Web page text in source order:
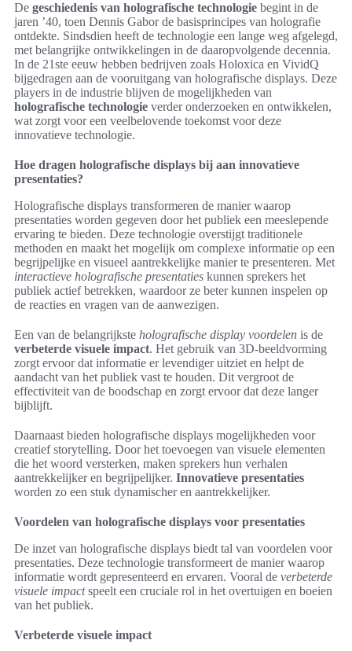
De geschiedenis van holografische technologie begint in de
jaren ’40, toen Dennis Gabor de basisprincipes van holografie
ontdekte. Sindsdien heeft de technologie een lange weg afgelegd,
met belangrijke ontwikkelingen in de daaropvolgende decennia.
In de 21ste eeuw hebben bedrijven zoals Holoxica en VividQ
bijgedragen aan de vooruitgang van holografische displays. Deze
players in de industrie blijven de mogelijkheden van
holografische technologie verder onderzoeken en ontwikkelen,
wat zorgt voor een veelbelovende toekomst voor deze
innovatieve technologie.
Hoe dragen holografische displays bij aan innovatieve
presentaties?
Holografische displays transformeren de manier waarop
presentaties worden gegeven door het publiek een meeslepende
ervaring te bieden. Deze technologie overstijgt traditionele
methoden en maakt het mogelijk om complexe informatie op een
begrijpelijke en visueel aantrekkelijke manier te presenteren. Met
interactieve holografische presentaties kunnen sprekers het
publiek actief betrekken, waardoor ze beter kunnen inspelen op
de reacties en vragen van de aanwezigen.
Een van de belangrijkste holografische display voordelen is de
verbeterde visuele impact. Het gebruik van 3D-beeldvorming
zorgt ervoor dat informatie er levendiger uitziet en helpt de
aandacht van het publiek vast te houden. Dit vergroot de
effectiviteit van de boodschap en zorgt ervoor dat deze langer
bijblijft.
Daarnaast bieden holografische displays mogelijkheden voor
creatief storytelling. Door het toevoegen van visuele elementen
die het woord versterken, maken sprekers hun verhalen
aantrekkelijker en begrijpelijker. Innovatieve presentaties
worden zo een stuk dynamischer en aantrekkelijker.
Voordelen van holografische displays voor presentaties
De inzet van holografische displays biedt tal van voordelen voor
presentaties. Deze technologie transformeert de manier waarop
informatie wordt gepresenteerd en ervaren. Vooral de verbeterde
visuele impactspeelt een cruciale rol in het overtuigen en boeien
van het publiek.
Verbeterde visuele impact